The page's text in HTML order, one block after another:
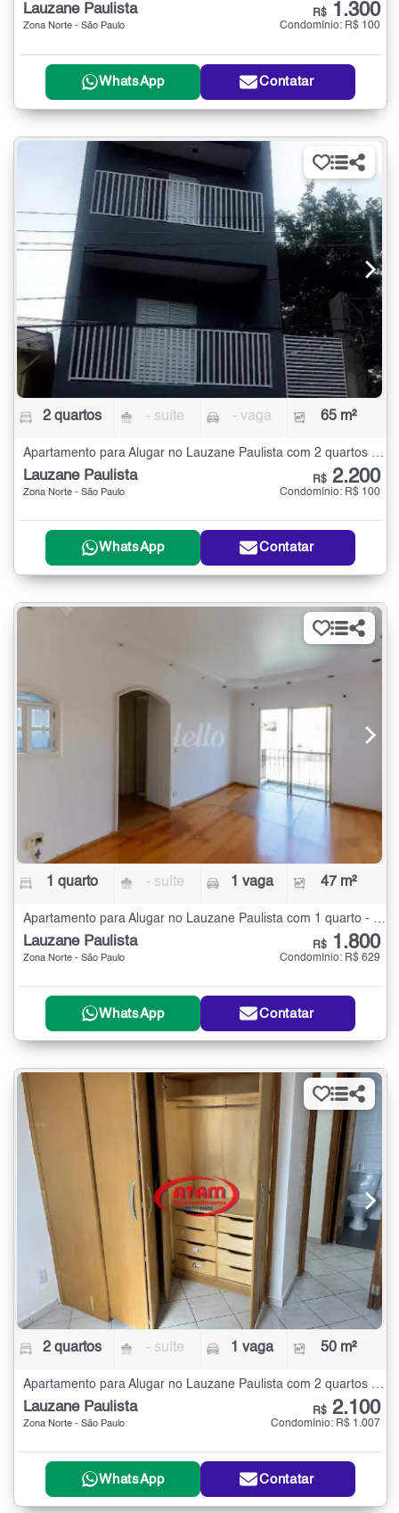
Lauzane Paulista
Zona Norte - São Paulo
R$ 1.300
Condomínio: R$ 100
WhatsApp Contatar
2 quartos - suíte - vaga 65 m²
Lauzane Paulista
Zona Norte - São Paulo
R$ 2.200
Condomínio: R$ 100
WhatsApp Contatar
1 quarto - suíte 1 vaga 47 m²
Apartamento para Alugar no Lauzane Paulista com 1 quarto - 47 m²
Lauzane Paulista
Zona Norte - São Paulo
R$ 1.800
Condomínio: R$ 629
WhatsApp Contatar
2 quartos - suíte 1 vaga 50 m²
Apartamento para Alugar no Lauzane Paulista com 2 quartos - 50 m²
Lauzane Paulista
Zona Norte - São Paulo
R$ 2.100
Condomínio: R$ 1.007
WhatsApp Contatar